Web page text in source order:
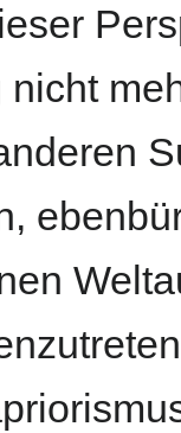
nicht